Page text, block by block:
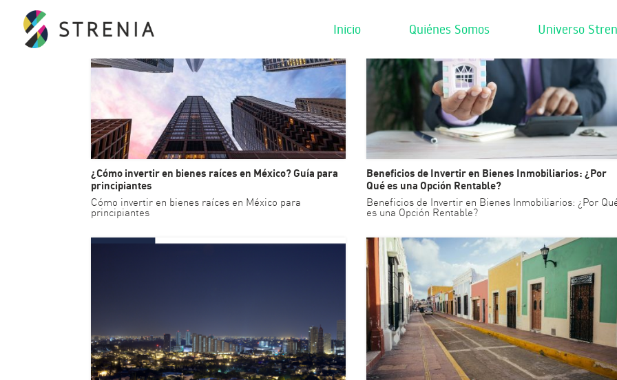
Inicio Quiénes Somos Universo
¿Cómo invertir en bienes raíces en México? Guía para
principiantes
Cómo invertir en bienes raíces en México para
principiantes
Beneficios de Invertir en Bienes Inmobiliarios: ¿Por
Qué es una Opción Rentable?
Beneficios de Invertir en Bienes Inmobiliarios: ¿Por
es una Opción Rentable?